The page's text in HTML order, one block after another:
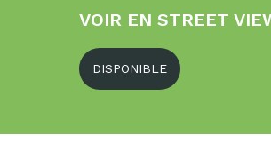
VOIR EN STREET
DISPONIBLE